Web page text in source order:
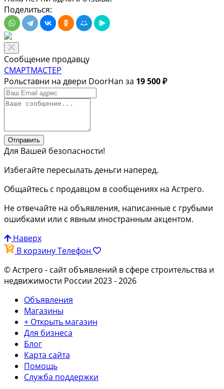
Поделиться:
Сообщение продавцу
СМАРТМАСТЕР
Рольставни на двери DoorHan за 19 500 ₽
Отправить
Для Вашей безопасности!
Избегайте пересылать деньги наперед.
Общайтесь с продавцом в сообщениях на Астрего.
Не отвечайте на объявления, написанные с грубыми
ошибками или с явным иностранным акцентом.
Наверх
В корзинуТелефон
© Астрего - сайт объявлений в сфере строительства и
недвижимости России 2023 - 2026
Объявления
Магазины
+ Открыть магазин
Для бизнеса
Блог
Карта сайта
Помощь
Служба поддержки